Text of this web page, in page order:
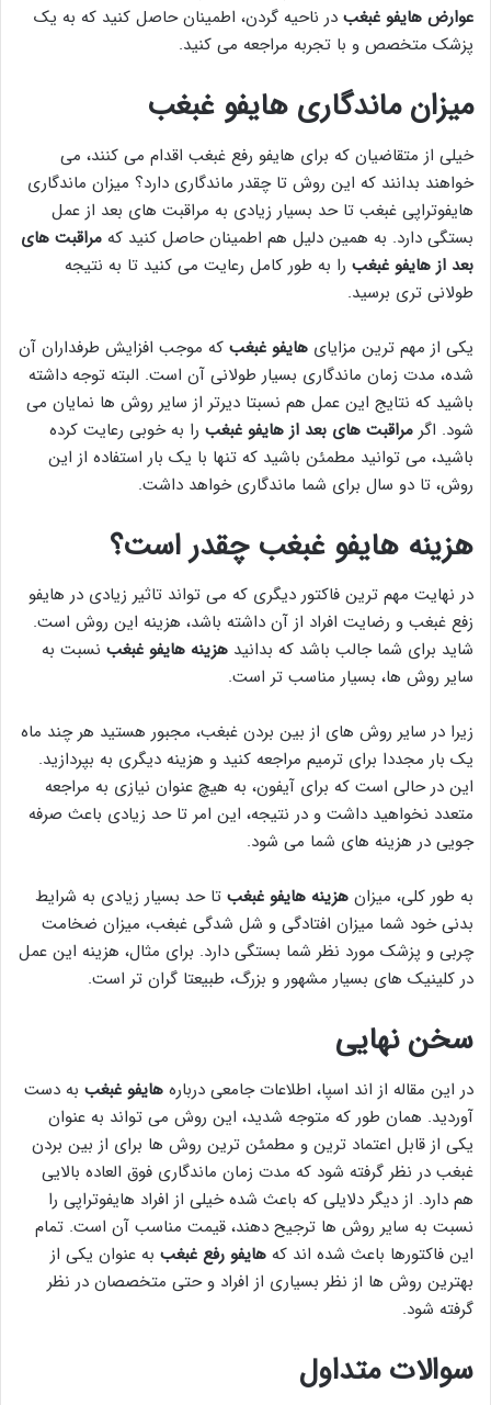
عوارض هایفو غبغب در ناحیه گردن، اطمینان حاصل کنید که به یک
پزشک متخصص و با تجربه مراجعه می کنید.
میزان ماندگاری هایفو غبغب
خیلی از متقاضیان که برای هایفو رفع غبغب اقدام می کنند، می
خواهند بدانند که این روش تا چقدر ماندگاری دارد؟ میزان ماندگاری
هایفوتراپی غبغب تا حد بسیار زیادی به مراقبت های بعد از عمل
بستگی دارد. به همین دلیل هم اطمینان حاصل کنید که مراقبت های
بعد از هایفو غبغب را به طور کامل رعایت می کنید تا به نتیجه
طولانی تری برسید.
یکی از مهم ترین مزایای هایفو غبغب که موجب افزایش طرفداران آن
شده، مدت زمان ماندگاری بسیار طولانی آن است. البته توجه داشته
باشید که نتایج این عمل هم نسبتا دیرتر از سایر روش ها نمایان می
شود. اگر مراقبت های بعد از هایفو غبغب را به خوبی رعایت کرده
باشید، می توانید مطمئن باشید که تنها با یک بار استفاده از این
روش، تا دو سال برای شما ماندگاری خواهد داشت.
هزینه هایفو غبغب چقدر است؟
در نهایت مهم ترین فاکتور دیگری که می تواند تاثیر زیادی در هایفو
زفع غبغب و رضایت افراد از آن داشته باشد، هزینه این روش است.
شاید برای شما جالب باشد که بدانید هزینه هایفو غبغب نسبت به
سایر روش ها، بسیار مناسب تر است.
زیرا در سایر روش های از بین بردن غبغب، مجبور هستید هر چند ماه
یک بار مجددا برای ترمیم مراجعه کنید و هزینه دیگری به بپردازید.
این در حالی است که برای آیفون، به هیچ عنوان نیازی به مراجعه
متعدد نخواهید داشت و در نتیجه، این امر تا حد زیادی باعث صرفه
جویی در هزینه های شما می شود.
به طور کلی، میزان هزینه هایفو غبغب تا حد بسیار زیادی به شرایط
بدنی خود شما میزان افتادگی و شل شدگی غبغب، میزان ضخامت
چربی و پزشک مورد نظر شما بستگی دارد. برای مثال، هزینه این عمل
در کلینیک های بسیار مشهور و بزرگ، طبیعتا گران تر است.
سخن نهایی
در این مقاله از اند اسپا، اطلاعات جامعی درباره هایفو غبغب به دست
آوردید. همان طور که متوجه شدید، این روش می تواند به عنوان
یکی از قابل اعتماد ترین و مطمئن ترین روش ها برای از بین بردن
غبغب در نظر گرفته شود که مدت زمان ماندگاری فوق العاده بالایی
هم دارد. از دیگر دلایلی که باعث شده خیلی از افراد هایفوتراپی را
نسبت به سایر روش ها ترجیح دهند، قیمت مناسب آن است. تمام
این فاکتورها باعث شده اند که هایفو رفع غبغب به عنوان یکی از
بهترین روش ها از نظر بسیاری از افراد و حتی متخصصان در نظر
گرفته شود.
سوالات متداول